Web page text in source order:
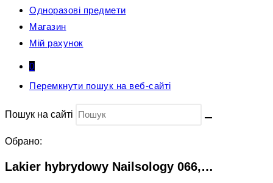
Одноразові предмети
Магазин
Мій рахунок
0
Перемкнути пошук на веб-сайті
Пошук на сайті
Обрано:
Lakier hybrydowy Nailsology 066,…